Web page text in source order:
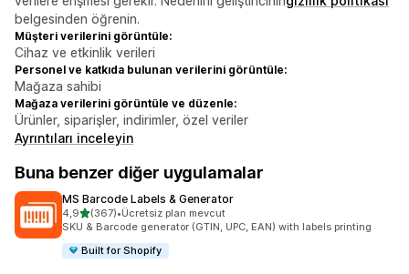
belgesinden öğrenin.
Müşteri verilerini görüntüle:
Cihaz ve etkinlik verileri
Personel ve katkıda bulunan verilerini görüntüle:
Mağaza sahibi
Mağaza verilerini görüntüle ve düzenle:
Ürünler, siparişler, indirimler, özel veriler
Ayrıntıları inceleyin
Buna benzer diğer uygulamalar
MS Barcode Labels & Generator
4,95 yıldız üzerinden
(367)
toplam 367 değerlendirme
•Ücretsiz plan mevcut
SKU & Barcode generator (GTIN, UPC, EAN) with labels printing
Built for Shopify